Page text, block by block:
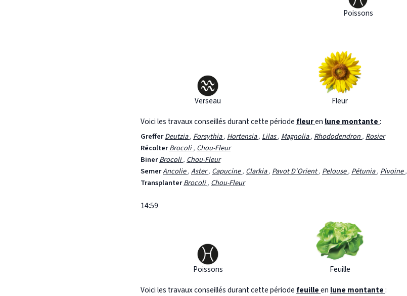
Poissons
Verseau Fleur
Voici les travaux conseillés durant cette période fleuren lune montante:
GrefferDeutzia, Forsythia, Hortensia, Lilas, Magnolia, Rhododendron, Rosier
RécolterBrocoli, Chou-Fleur
BinerBrocoli, Chou-Fleur
SemerAncolie,Aster, Capucine, Clarkia, Pavot D'Orient, Pelouse, Pétunia, Pivoine,
TransplanterBrocoli, Chou-Fleur
14:59
Poissons Feuille
Voici les travaux conseillés durant cette période feuilleen lune montante: